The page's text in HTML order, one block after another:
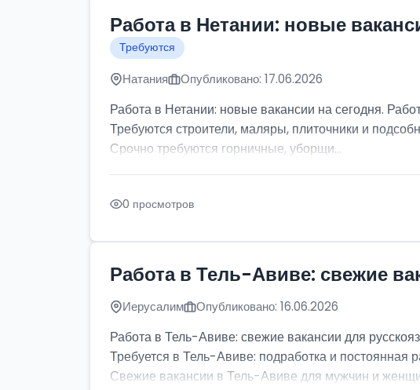
Работа в Нетании: новые
Требуются
Натания Опубликовано: 17.06.2026
Работа в Нетании: новые вакансии на сегодня.
Требуются строители, маляры, плиточники и
Срочно требуются горничные, уборщи...
0 просмотров
Работа в Тель-Авиве: свежие
Иерусалим Опубликовано: 16.06.2026
Работа в Тель-Авиве: свежие вакансии для
Требуется в Тель-Авиве: подработка и постоянная
Свежие вакансии в Тель-Авиве для мужчин и